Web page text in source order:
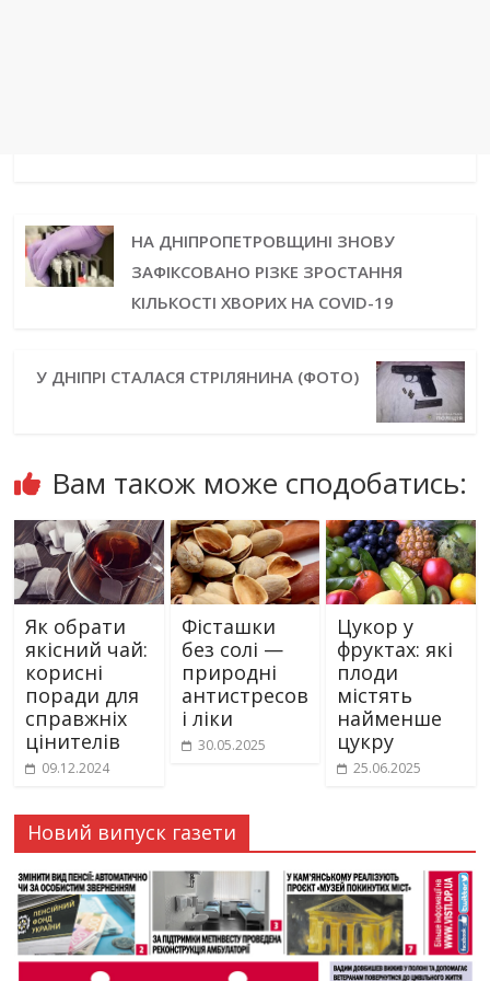
НА ДНІПРОПЕТРОВЩИНІ ЗНОВУ
ЗАФІКСОВАНО РІЗКЕ ЗРОСТАННЯ
КІЛЬКОСТІ ХВОРИХ НА COVID-19
У ДНІПРІ СТАЛАСЯ СТРІЛЯНИНА (ФОТО)
Вам також може сподобатись:
Як обрати
якісний чай:
корисні
поради для
справжніх
цінителів
09.12.2024
Фісташки
без солі —
природні
антистресов
і ліки
30.05.2025
Цукор у
фруктах: які
плоди
містять
найменше
цукру
25.06.2025
Новий випуск газети